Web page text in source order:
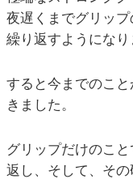
夜遅くまでグリッ
繰り返すようになり
すると今までのこ
きました。
グリップだけのこ
返し、そして、そ